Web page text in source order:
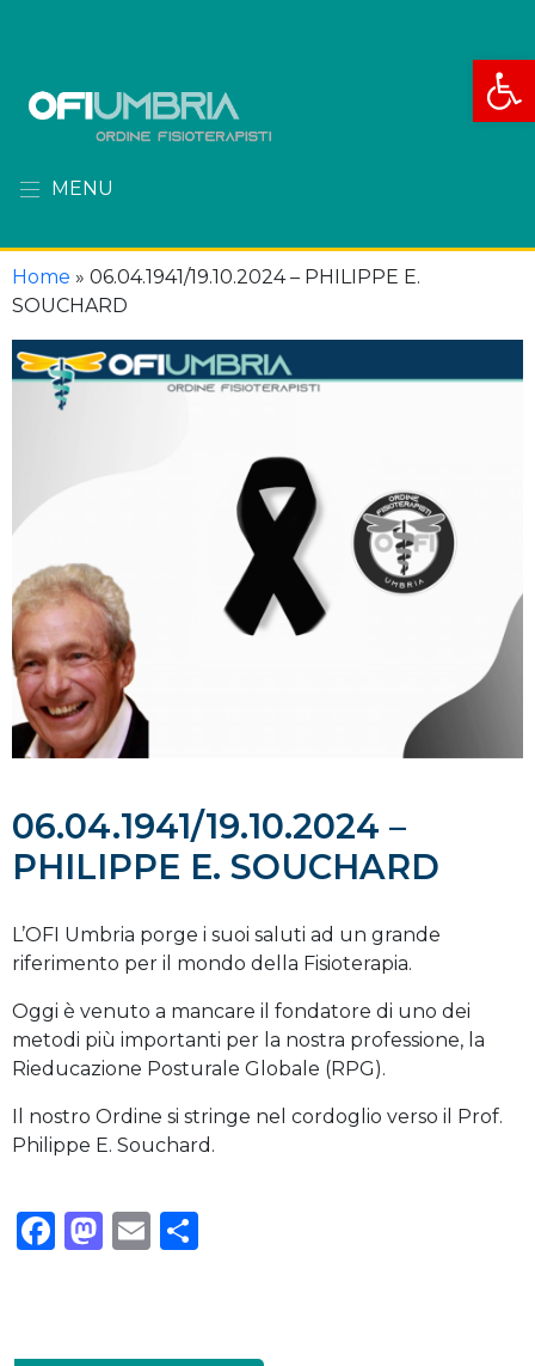
Apri
MENU
Home » 06.04.1941/19.10.2024 – PHILIPPE E.
SOUCHARD
06.04.1941/19.10.2024 –
PHILIPPE E. SOUCHARD
L’OFI Umbria porge i suoi saluti ad un grande
riferimento per il mondo della Fisioterapia.
Oggi è venuto a mancare il fondatore di uno dei
metodi più importanti per la nostra professione, la
Rieducazione Posturale Globale (RPG).
Il nostro Ordine si stringe nel cordoglio verso il Prof.
Philippe E. Souchard.
Facebook
Mastodon
Email